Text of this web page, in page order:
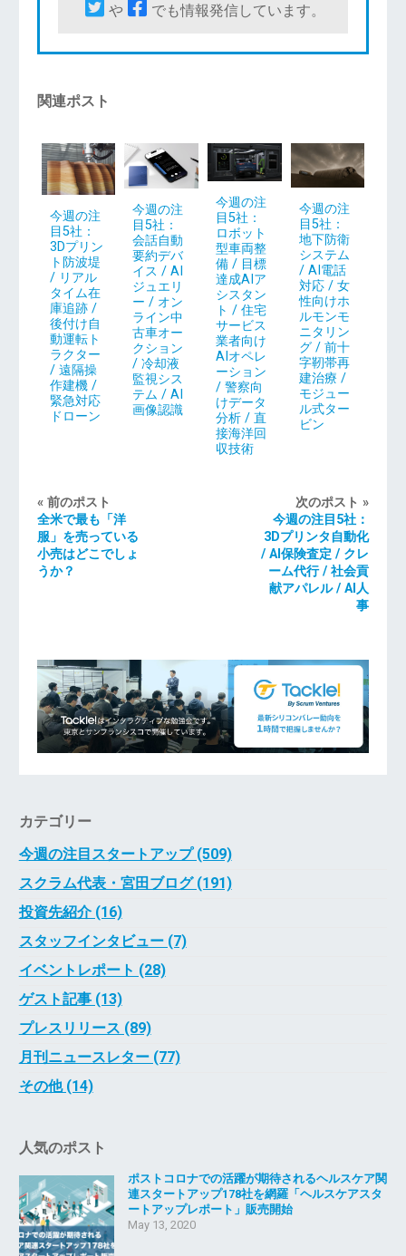
や でも情報発信しています。
関連ポスト
今週の注
目5社：
3Dプリン
ト防波堤
/ リアル
タイム在
庫追跡 /
後付け自
動運転ト
ラクター
/ 遠隔操
作建機 /
緊急対応
ドローン
今週の注
目5社：
会話自動
要約デバ
イス / AI
ジュエリ
ー / オン
ライン中
古車オー
クション
/ 冷却液
監視シス
テム / AI
画像認識
今週の注
目5社：
ロボット
型車両整
備 / 目標
達成AIア
シスタン
ト / 住宅
サービス
業者向け
AIオペレ
ーション
/ 警察向
けデータ
分析 / 直
接海洋回
収技術
今週の注
目5社：
地下防衛
システム
/ AI電話
対応 / 女
性向けホ
ルモンモ
ニタリン
グ / 前十
字靭帯再
建治療 /
モジュー
ル式ター
ビン
« 前のポスト
全米で最も「洋
服」を売っている
小売はどこでしょ
うか？
次のポスト »
今週の注目5社：
3Dプリンタ自動化
/ AI保険査定 / クレ
ーム代行 / 社会貢
献アパレル / AI人
事
カテゴリー
今週の注目スタートアップ (509)
スクラム代表・宮田ブログ (191)
投資先紹介 (16)
スタッフインタビュー (7)
イベントレポート (28)
ゲスト記事 (13)
プレスリリース (89)
月刊ニュースレター (77)
その他 (14)
人気のポスト
ポストコロナでの活躍が期待されるヘルスケア関
連スタートアップ178社を網羅「ヘルスケアスタ
ートアップレポート」販売開始
May 13, 2020